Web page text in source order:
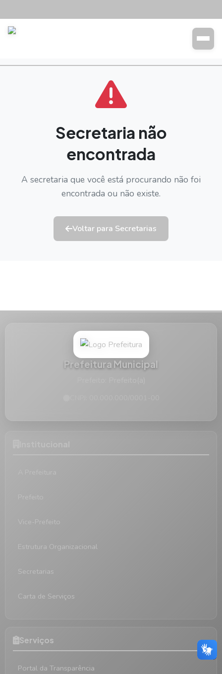
Secretaria não
encontrada
A secretaria que você está procurando não foi
encontrada ou não existe.
Voltar para Secretarias
Prefeitura Municipal
Vice-Prefeito
Estrutura Organizacional
Secretarias
Carta de Serviços
Serviços
Portal da Transparência